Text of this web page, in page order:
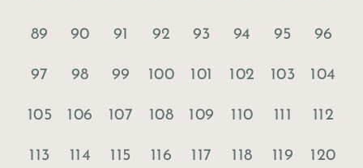
89 90 91 92 93 94 95 96
97 98 99 100 101 102 103 104
105 106 107 108 109 110 111 112
113 114 115 116 117 118 119 120